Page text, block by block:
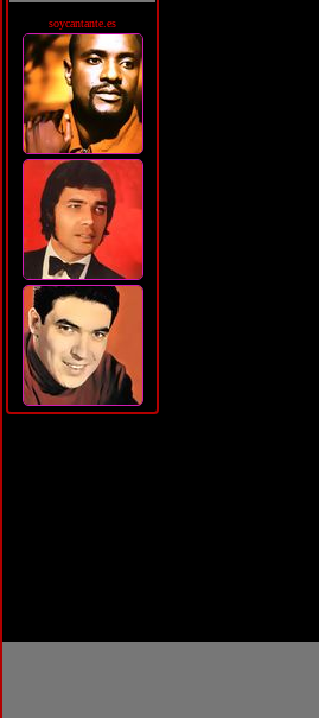
soycantante.es